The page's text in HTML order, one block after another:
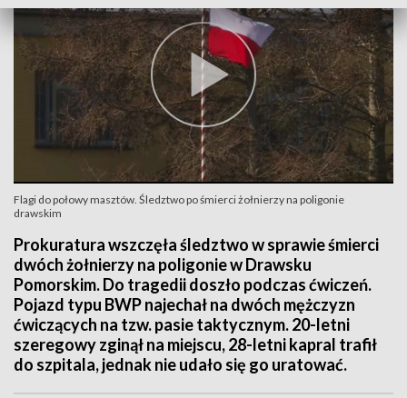
Flagi do połowy masztów. Śledztwo po śmierci żołnierzy na poligonie
drawskim
Prokuratura wszczęła śledztwo w sprawie śmierci
dwóch żołnierzy na poligonie w Drawsku
Pomorskim. Do tragedii doszło podczas ćwiczeń.
Pojazd typu BWP najechał na dwóch mężczyzn
ćwiczących na tzw. pasie taktycznym. 20-letni
szeregowy zginął na miejscu, 28-letni kapral trafił
do szpitala, jednak nie udało się go uratować.